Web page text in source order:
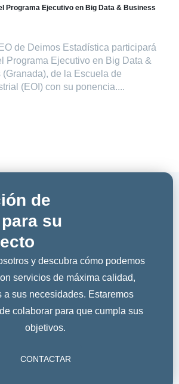
Programa Ejecutivo en Big Data & Business
de Deimos Estadística participará
Programa Ejecutivo en Big Data &
(Granada), de la Escuela de
(EOI) con su ponencia....
de
su
y descubra cómo podemos
servicios de máxima calidad,
a sus necesidades. Estaremos
colaborar para que cumpla sus
objetivos.
CONTACTAR